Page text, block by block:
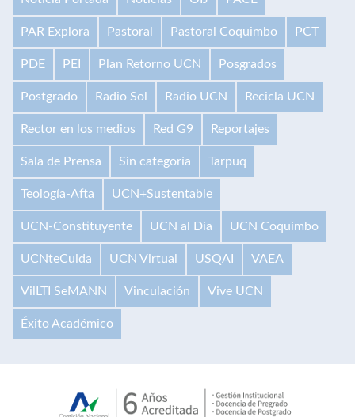
PAR Explora Pastoral Pastoral Coquimbo PCT
PDE PEI Plan Retorno UCN Posgrados
Postgrado Radio Sol Radio UCN Recicla UCN
Rector en los medios Red G9 Reportajes
Sala de Prensa Sin categoría Tarpuq
Teología-Afta UCN+Sustentable
UCN-Constituyente UCN al Día UCN Coquimbo
UCNteCuida UCN Virtual USQAI VAEA
VilLTI SeMANN Vinculación Vive UCN
Éxito Académico